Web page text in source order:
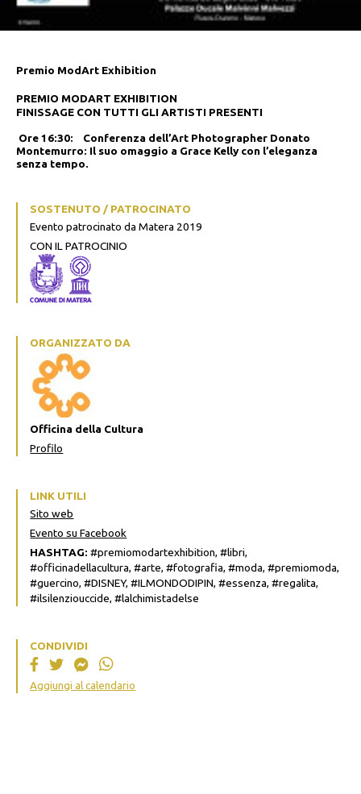
Premio ModArt Exhibition
PREMIO MODART EXHIBITION
FINISSAGE CON TUTTI GLI ARTISTI PRESENTI
Ore 16:30: Conferenza dell’Art Photographer Donato
Montemurro: Il suo omaggio a Grace Kelly con l’eleganza
senza tempo.
SOSTENUTO / PATROCINATO
Evento patrocinato da Matera 2019
CON IL PATROCINIO
ORGANIZZATO DA
Officina della Cultura
Profilo
LINK UTILI
Sito web
Evento su Facebook
HASHTAG: #premiomodartexhibition, #libri,
#officinadellacultura, #arte, #fotografia, #moda, #premiomoda,
#guercino, #DISNEY, #ILMONDODIPIN, #essenza, #regalita,
#ilsilenziouccide, #lalchimistadelse
CONDIVIDI
Aggiungi al calendario